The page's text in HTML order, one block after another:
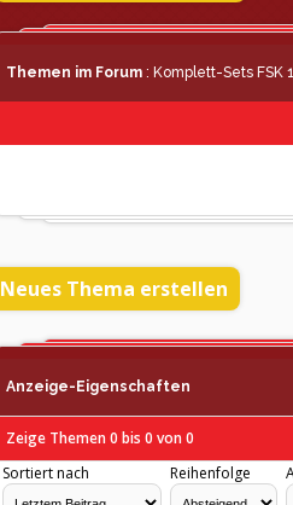
Themen im Forum : Komplett-Sets FSK
Neues Thema erstellen
Anzeige-Eigenschaften
Zeige Themen 0 bis 0 von 0
Sortiert nach
Reihenfolge